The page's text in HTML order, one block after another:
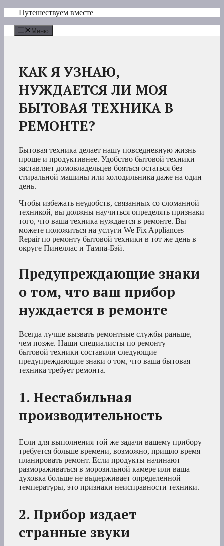
Перейти
содержимому
Путешествуем вместе
Меню
КАК Я УЗНАЮ,
НУЖДАЕТСЯ ЛИ МОЯ
БЫТОВАЯ ТЕХНИКА В
РЕМОНТЕ?
Бытовая техника делает нашу повседневную жизнь
проще и продуктивнее. Удобство бытовой техники
заставляет домовладельцев бояться остаться без
стиральной машины или холодильника даже на один
день.
Чтобы избежать неудобств, связанных со сломанной
техникой, вы должны научиться определять признаки
того, что ваша техника нуждается в ремонте. Вы
можете положиться на услуги We Fix Appliances
Repair по ремонту бытовой техники в тот же день в
округе Пинеллас и Тампа-Бэй.
Предупреждающие знаки
о том, что ваш прибор
нуждается в ремонте
Всегда лучше вызвать ремонтные службы раньше,
чем позже. Наши специалисты по ремонту
бытовой техники составили следующие
предупреждающие знаки о том, что ваша бытовая
техника требует ремонта.
1. Нестабильная
производительность
Если для выполнения той же задачи вашему прибору
требуется больше времени, возможно, пришло время
планировать ремонт. Если продукты начинают
размораживаться в морозильной камере или ваша
духовка больше не выдерживает определенной
температуры, это признаки неисправности техники.
2. Прибор издает
странные звуки